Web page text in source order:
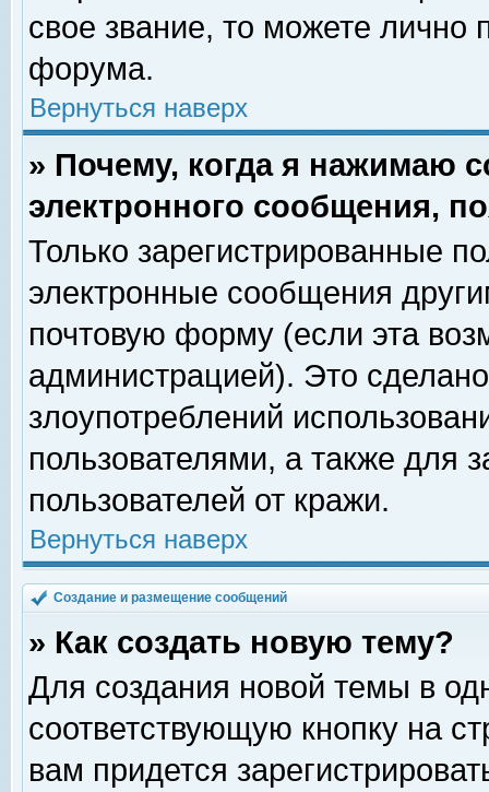
свое звание, то можете лично
форума.
Вернуться наверх
» Почему, когда я нажимаю
электронного сообщения,
Только зарегистрированные
электронные сообщения
почтовую форму (если эта
администрацией). Это
злоупотреблений
пользователями, а также для
пользователей от кражи.
Вернуться наверх
Создание и размещение сообщений
» Как создать новую тему?
Для создания новой темы в
соответствующую кнопку на
вам придется